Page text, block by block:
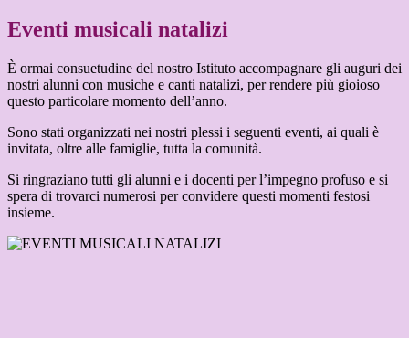
Eventi musicali natalizi
È ormai consuetudine del nostro Istituto accompagnare gli auguri dei
nostri alunni con musiche e canti natalizi, per rendere più gioioso
questo particolare momento dell’anno.
Sono stati organizzati nei nostri plessi i seguenti eventi, ai quali è
invitata, oltre alle famiglie, tutta la comunità.
Si ringraziano tutti gli alunni e i docenti per l’impegno profuso e si
spera di trovarci numerosi per convidere questi momenti festosi
insieme.